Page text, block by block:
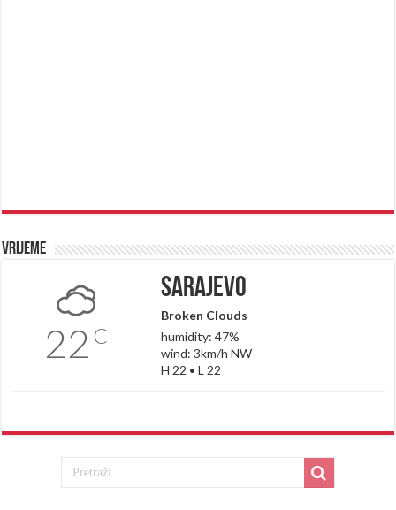
Vrijeme
22 C
Sarajevo
Broken Clouds
humidity: 47%
wind: 3km/h NW
H 22 • L 22